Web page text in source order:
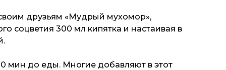
друзьям «Мудрый мухомор»,
соцветия 300 мл кипятка и настаивая в
мин до еды. Многие добавляют в этот